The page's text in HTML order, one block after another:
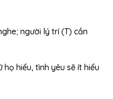
người lý trí (T) cần
họ hiểu, tình yêu sẽ ít hiểu